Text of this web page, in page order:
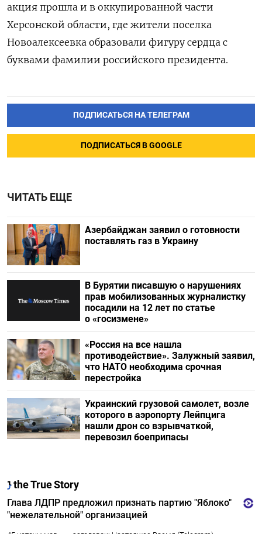
акция прошла и в оккупированной части
Херсонской области, где жители поселка
Новоалексеевка образовали фигуру сердца с
буквами фамилии российского президента.
ПОДПИСАТЬСЯ НА ТЕЛЕГРАМ
ПОДПИСАТЬСЯ В GOOGLE
ЧИТАТЬ ЕЩЕ
Азербайджан заявил о готовности
поставлять газ в Украину
В Бурятии писавшую о нарушениях
прав мобилизованных журналистку
посадили на 12 лет по статье
о «госизмене»
«Россия на все нашла
противодействие». Залужный заявил,
что НАТО необходима срочная
перестройка
Украинский грузовой самолет, возле
которого в аэропорту Лейпцига
нашли дрон со взрывчаткой,
перевозил боеприпасы